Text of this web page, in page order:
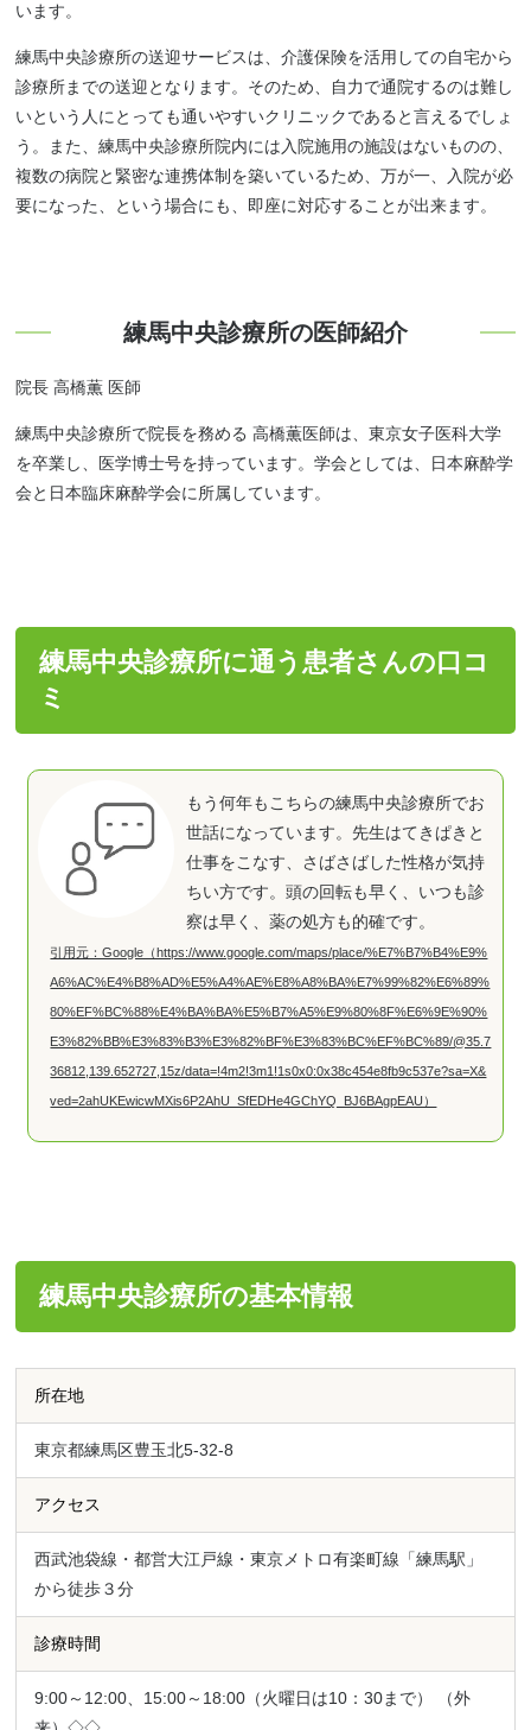
います。
練馬中央診療所の送迎サービスは、介護保険を活用しての自宅から
診療所までの送迎となります。そのため、自力で通院するのは難し
いという人にとっても通いやすいクリニックであると言えるでしょ
う。また、練馬中央診療所院内には入院施用の施設はないものの、
複数の病院と緊密な連携体制を築いているため、万が一、入院が必
要になった、という場合にも、即座に対応することが出来ます。
練馬中央診療所の医師紹介
院長 高橋薫 医師
練馬中央診療所で院長を務める 高橋薫医師は、東京女子医科大学
を卒業し、医学博士号を持っています。学会としては、日本麻酔学
会と日本臨床麻酔学会に所属しています。
練馬中央診療所に通う患者さんの口コ
ミ
もう何年もこちらの練馬中央診療所でお
世話になっています。先生はてきぱきと
仕事をこなす、さばさばした性格が気持
ちい方です。頭の回転も早く、いつも診
察は早く、薬の処方も的確です。
引用元：Google（https://www.google.com/maps/place/%E7%B7%B4%E9%
A6%AC%E4%B8%AD%E5%A4%AE%E8%A8%BA%E7%99%82%E6%89%
80%EF%BC%88%E4%BA%BA%E5%B7%A5%E9%80%8F%E6%9E%90%
E3%82%BB%E3%83%B3%E3%82%BF%E3%83%BC%EF%BC%89/@35.7
36812,139.652727,15z/data=!4m2!3m1!1s0x0:0x38c454e8fb9c537e?sa=X&
ved=2ahUKEwicwMXis6P2AhU_SfEDHe4GChYQ_BJ6BAgpEAU）
練馬中央診療所の基本情報
所在地
東京都練馬区豊玉北5-32-8
アクセス
西武池袋線・都営大江戸線・東京メトロ有楽町線「練馬駅」
から徒歩３分
診療時間
9:00～12:00、15:00～18:00（火曜日は10：30まで） （外